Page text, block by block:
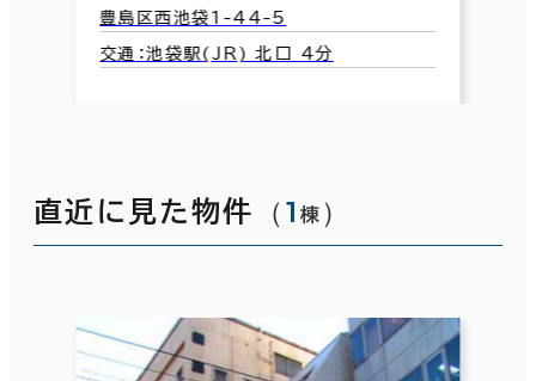
豊島区西池袋1-44-5
交通：池袋駅(JR) 北口 4分
直近に見た物件 （1 棟 ）